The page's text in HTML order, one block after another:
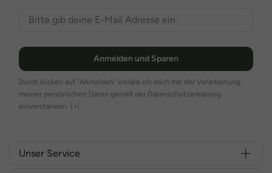
Anmelden und Sparen
Durch klicken auf "Anmelden" erkläre ich mich mit der Verarbeitung
meiner persönlichen Daten gemäß der Datenschutzerklärung
einverstanden. [+]
Unser Service